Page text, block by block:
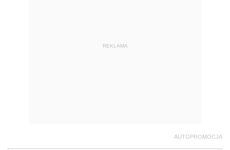
REKLAMA
AUTOPROMOCJA